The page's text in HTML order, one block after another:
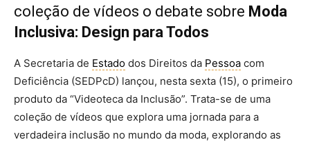
coleção de vídeos o debate sobre Moda
Inclusiva: Design para Todos
A Secretaria de Estado dos Direitos da Pessoa com
Deficiência (SEDPcD) lançou, nesta sexta (15), o primeiro
produto da “Videoteca da Inclusão”. Trata-se de uma
coleção de vídeos que explora uma jornada para a
verdadeira inclusão no mundo da moda, explorando as